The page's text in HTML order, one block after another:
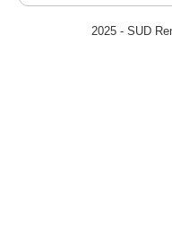
2025 - SUD